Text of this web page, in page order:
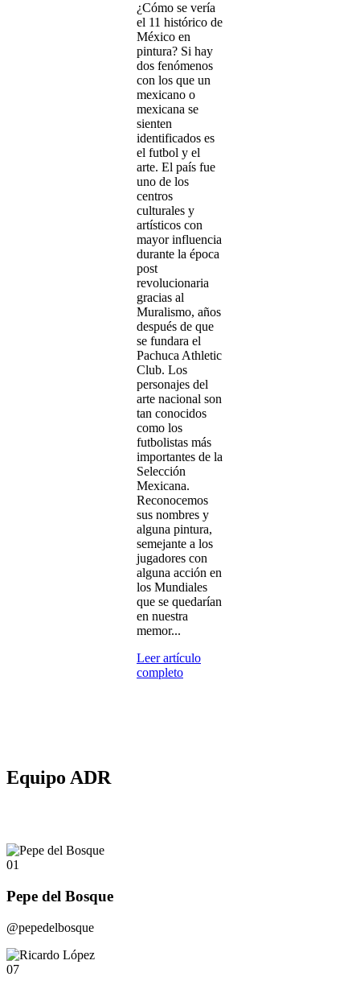
¿Cómo se vería
el 11 histórico de
México en
pintura? Si hay
dos fenómenos
con los que un
mexicano o
mexicana se
sienten
identificados es
el futbol y el
arte. El país fue
uno de los
centros
culturales y
artísticos con
mayor influencia
durante la época
post
revolucionaria
gracias al
Muralismo, años
después de que
se fundara el
Pachuca Athletic
Club. Los
personajes del
arte nacional son
tan conocidos
como los
futbolistas más
importantes de la
Selección
Mexicana.
Reconocemos
sus nombres y
alguna pintura,
semejante a los
jugadores con
alguna acción en
los Mundiales
que se quedarían
en nuestra
memor...
Leer artículo
completo
Equipo ADR
01
Pepe del Bosque
@pepedelbosque
07